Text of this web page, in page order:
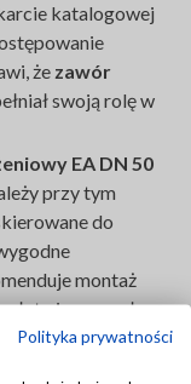
katalogowej
że zawór
swoją rolę w
EA DN 50
przy tym
do
montaż
przyszłe
zamontować w
i niczym
Polityka prywatności